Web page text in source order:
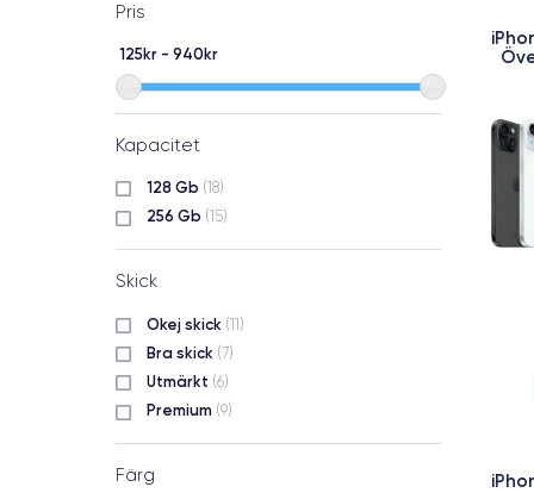
Pris
125kr - 940kr
Kapacitet
128 Gb (18)
256 Gb (15)
Skick
Okej skick (11)
Bra skick (7)
Utmärkt (6)
Premium (9)
Färg